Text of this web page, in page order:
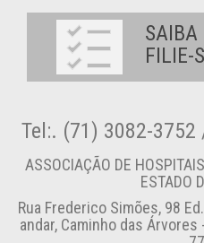
SAIBA
FILIE-
Tel:. (71) 3082-3752
ASSOCIAÇÃO DE
ESTADO
Rua Frederico Simões, 98
andar, Caminho das